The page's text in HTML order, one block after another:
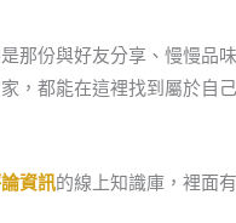
那份與好友分享、慢慢品
，都能在這裡找到屬於自
資訊的線上知識庫，裡面